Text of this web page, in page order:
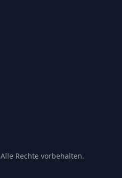
Alle Rechte vorbehalten.